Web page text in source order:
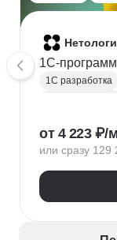
1C-
1С разработка
от 4 223 ₽/
или сразу 129